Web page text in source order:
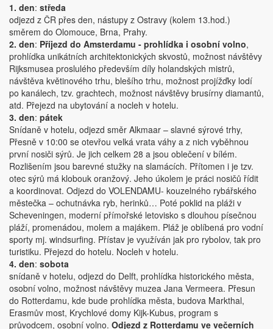
1. den: středa
odjezd z ČR přes den, nástupy z Ostravy (kolem 13.hod.)
směrem do Olomouce, Brna, Prahy.
2. den: Příjezd do Amsterdamu - prohlídka i osobní volno,
prohlídka unikátních architektonických skvostů, možnost návštěvy
Rijksmusea proslulého především díly holandských mistrů,
návštěva květinového trhu, blešího trhu, možnost projížďky lodí
po kanálech, tzv. grachtech, možnost návštěvy brusírny diamantů,
atd. Přejezd na ubytování a nocleh v hotelu.
3. den: pátek
Snídaně v hotelu, odjezd směr Alkmaar – slavné sýrové trhy,
Přesně v 10:00 se otevřou velká vrata váhy a z nich vyběhnou
první nosiči sýrů. Je jich celkem 28 a jsou oblečení v bílém.
Rozlišením jsou barevné stužky na slamácích. Přítomen i je tzv.
otec sýrů má klobouk oranžový. Jeho úkolem je práci nosičů řídit
a koordinovat. Odjezd do VOLENDAMU- kouzelného rybářského
městečka – ochutnávka ryb, herinků… Poté poklid na pláži v
Scheveningen, moderní přímořské letovisko s dlouhou písečnou
pláží, promenádou, molem a majákem. Pláž je oblíbená pro vodní
sporty mj. windsurfing. Přístav je využíván jak pro rybolov, tak pro
turistiku. Přejezd do hotelu. Nocleh v hotelu.
4. den: sobota
snídaně v hotelu, odjezd do Delft, prohlídka historického města,
osobní volno, možnost návštěvy muzea Jana Vermeera. Přesun
do Rotterdamu, kde bude prohlídka města, budova Markthal,
Erasmův most, Krychlové domy Kijk-Kubus, program s
průvodcem, osobní volno. Odjezd z Rotterdamu ve večerních